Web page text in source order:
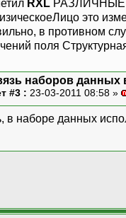
RXL РАЗЛИЧНЫЕ
это
в противном
поля
наборов данных
#3 : 23-03-2011 08:58 »
в наборе данных